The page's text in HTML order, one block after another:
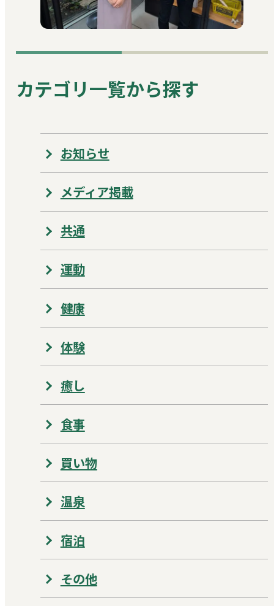
カテゴリ一覧から探す
お知らせ
メディア掲載
共通
運動
健康
体験
癒し
食事
買い物
温泉
宿泊
その他